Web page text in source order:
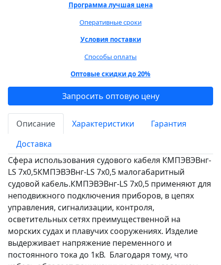
Программа лучшая цена
Оперативные сроки
Условия поставки
Способы оплаты
Оптовые скидки до 20%
Запросить оптовую цену
Описание Характеристики
Гарантия
Доставка
Сфера использования судового кабеля КМПЭВЭВнг-
LS 7х0,5КМПЭВЭВнг-LS 7х0,5 малогабаритный
судовой кабель.КМПЭВЭВнг-LS 7х0,5 применяют для
неподвижного подключения приборов, в цепях
управления, сигнализации, контроля,
осветительных сетях преимущественной на
морских судах и плавучих сооружениях. Изделие
выдерживает напряжение переменного и
постоянного тока до 1кВ. Благодаря тому, что